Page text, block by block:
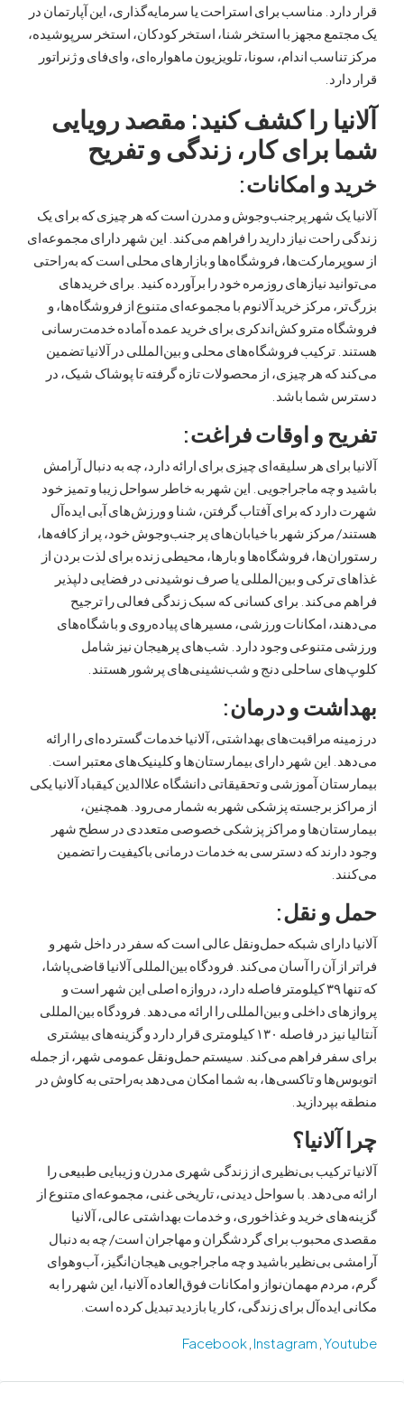
مناسب برای استراحت یا سرمایه‌گذاری، این آپارتمان در
مجهز با استخر شنا، استخر کودکان، استخر سرپوشیده،
اندام، سونا، تلویزیون ماهواره‌ای، وای‌فای و ژنراتور
را کشف کنید: مقصد رویایی
کار، زندگی و تفریح
و امکانات:
یک شهر پرجنب‌وجوش و مدرن است که هر چیزی که برای یک
نیاز دارید را فراهم می‌کند. این شهر دارای مجموعه‌ای
فروشگاه‌ها و بازارهای محلی است که به‌راحتی
نیازهای روزمره خود را برآورده کنید. برای خریدهای
مرکز خرید آلانوم با مجموعه‌ای متنوع از فروشگاه‌ها، و
مترو کش‌اندکری برای خرید عمده آماده خدمت‌رسانی
فروشگاه‌های محلی و بین‌المللی در آلانیا تضمین
هر چیزی، از محصولات تازه گرفته تا پوشاک شیک، در
شما باشد.
و اوقات فراغت:
هر سلیقه‌ای چیزی برای ارائه دارد، چه به دنبال آرامش
چه ماجراجویی. این شهر به خاطر سواحل زیبا و تمیز خود
که برای آفتاب گرفتن، شنا و ورزش‌های آبی ایده‌آل
شهر با خیابان‌های پر جنب‌وجوش خود، پر از کافه‌ها،
فروشگاه‌ها و بارها، محیطی زنده برای لذت بردن از
ترکی و بین‌المللی یا صرف نوشیدنی در فضایی دلپذیر
برای کسانی که سبک زندگی فعالی را ترجیح
امکانات ورزشی، مسیرهای پیاده‌روی و باشگاه‌های
وجود دارد. شب‌های پرهیجان نیز شامل
ساحلی دنج و شب‌نشینی‌های پرشور هستند.
و درمان:
مراقبت‌های بهداشتی، آلانیا خدمات گسترده‌ای را ارائه
شهر دارای بیمارستان‌ها و کلینیک‌های معتبر است.
آموزشی و تحقیقاتی دانشگاه علاالدین کیقباد آلانیا یکی
برجسته پزشکی شهر به شمار می‌رود. همچنین،
و مراکز پزشکی خصوصی متعددی در سطح شهر
که دسترسی به خدمات درمانی باکیفیت را تضمین
و نقل:
دارای شبکه حمل‌ونقل عالی است که سفر در داخل شهر و
آن را آسان می‌کند. فرودگاه بین‌المللی آلانیا قاضی‌پاشا،
که تنها ۳۹ کیلومتر فاصله دارد، دروازه اصلی این شهر است و
داخلی و بین‌المللی را ارائه می‌دهد. فرودگاه بین‌المللی
آنتالیا نیز در فاصله ۱۳۰ کیلومتری قرار دارد و گزینه‌های بیشتری
فراهم می‌کند. سیستم حمل‌ونقل عمومی شهر، از جمله
و تاکسی‌ها، به شما امکان می‌دهد به‌راحتی به کاوش در
ترکیب بی‌نظیری از زندگی شهری مدرن و زیبایی طبیعی را
با سواحل دیدنی، تاریخی غنی، مجموعه‌ای متنوع از
خرید و غذاخوری، و خدمات بهداشتی عالی، آلانیا
برای گردشگران و مهاجران است/ چه به دنبال
بی‌نظیر باشید و چه ماجراجویی هیجان‌انگیز، آب‌وهوای
مهمان‌نواز و امکانات فوق‌العاده آلانیا، این شهر را به
برای زندگی، کار یا بازدید تبدیل کرده است.
Facebook,Instagram